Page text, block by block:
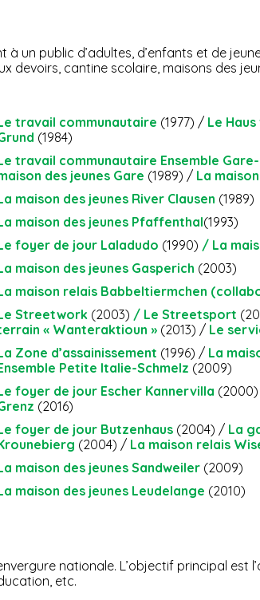
un public d’adultes, d’enfants et de
devoirs, cantine scolaire, maisons des
travail communautaire (1977) / Le
(1984)
travail communautaire Ensemble
des jeunes Gare (1989) / La
maison des jeunes River Clausen (1989)
maison des jeunes Pfaffenthal(1993)
foyer de jour Laladudo (1990) / La
maison des jeunes Gasperich (2003)
maison relais Babbeltiermchen
Streetwork (2003) / Le Streetsport
« Wanteraktioun » (2013) / Le
Zone d’assainissement (1996) / La
Petite Italie-Schmelz (2009)
foyer de jour Escher Kannervilla
(2016)
foyer de jour Butzenhaus (2004) / La
(2004) / La maison relais
maison des jeunes Sandweiler (2009)
maison des jeunes Leudelange (2010)
nationale. L’objectif principal
etc.